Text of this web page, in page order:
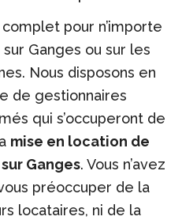
pour n’importe
Ganges ou sur les
Nous disposons en
de gestionnaires
qui s’occuperont de
mise en location de
Ganges. Vous n’avez
préoccuper de la
locataires, ni de la